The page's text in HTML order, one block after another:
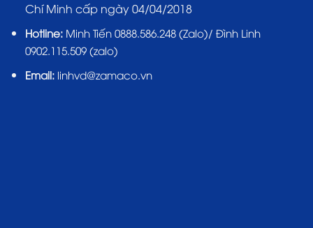
Chí Minh cấp ngày 04/04/2018
Hotline: Minh Tiến 0888.586.248 (Zalo)/ Đình Linh
0902.115.509 (zalo)
Email:linhvd@zamaco.vn